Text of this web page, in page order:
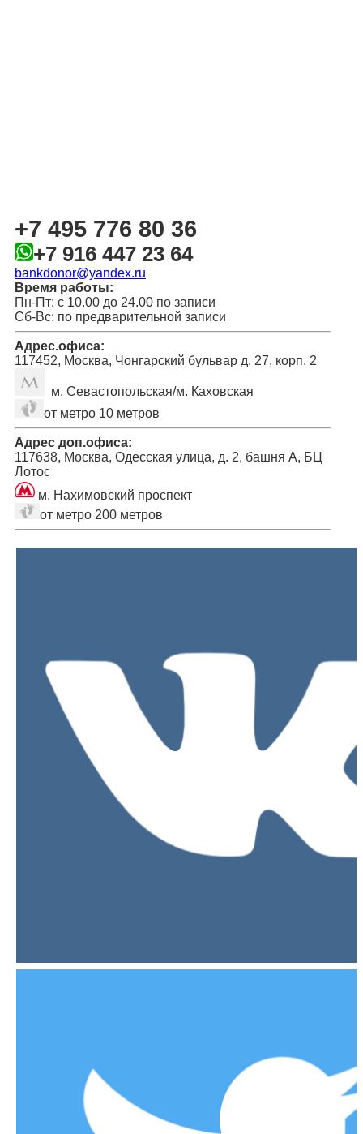
+7 495 776 80 36
+7 916 447 23 64
bankdonor@yandex.ru
Время работы:
Пн-Пт: с 10.00 до 24.00 по записи
Сб-Вс: по предварительной записи
Адрес.офиса:
117452, Москва, Чонгарский бульвар д. 27, корп. 2
м. Севастопольская/м. Каховская
от метро 10 метров
Адрес доп.офиса:
117638, Москва, Одесская улица, д. 2, башня А, БЦ
Лотос
м. Нахимовский проспект
от метро 200 метров